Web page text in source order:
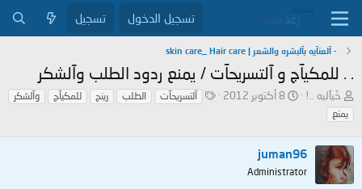
تسجيل الدخول تسجيل
- آلعنآيه بآلبشره والشعر | skin care_ Hair care
. . للمكيآج و آلتسريحآت / يمنع ردود الطلب وآلشكر
ب
ا
د
ئ
ا
ل
م
خَيآليه ..!
ت
ي
خ
ا
8 أكتوبر 2012
ا
س
آلتسريحآت الطلب رينج للمكيآج
وآلشكر
يمنع
juman96
Administrator